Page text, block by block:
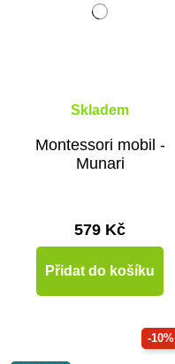
Skladem
Montessori mobil -
Munari
579 Kč
Přidat do košíku
-10%